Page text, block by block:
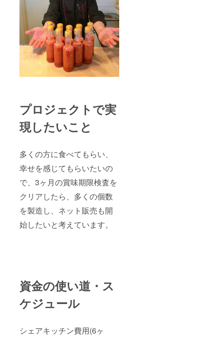
プロジェクトで実
現したいこと
多くの方に食べてもらい、
幸せを感じてもらいたいの
で、3ヶ月の賞味期限検査を
クリアしたら、多くの個数
を製造し、ネット販売も開
始したいと考えています。
資金の使い道・ス
ケジュール
シェアキッチン費用(6ヶ